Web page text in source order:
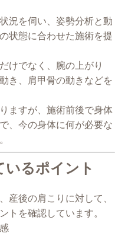
況を伺い、姿勢分析と動
状態に合わせた施術を提
けでなく、腕の上がり
き、肩甲骨の動きなどを
ますが、施術前後で身体
、今の身体に何が必要な
いるポイント
産後の肩こりに対して、
トを確認しています。